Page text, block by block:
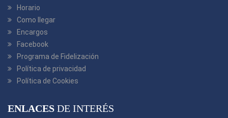
Horario
Como llegar
Encargos
Facebook
Programa de Fidelización
Política de privacidad
Política de Cookies
ENLACES DE INTERÉS